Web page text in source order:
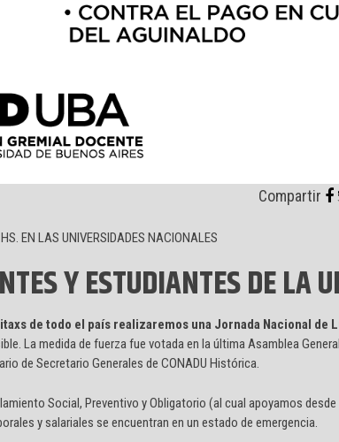
Compartir
EN LAS UNIVERSIDADES NACIONALES
Y ESTUDIANTES DE LA
de todo el país realizaremos una Jornada Nacional de
La medida de fuerza fue votada en la última Asamblea
de Secretario Generales de CONADU Histórica.
Social, Preventivo y Obligatorio (al cual apoyamos desde
y salariales se encuentran en un estado de emergencia.